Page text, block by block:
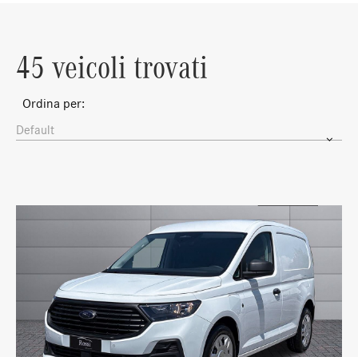
45 veicoli trovati
Ordina per:
Default